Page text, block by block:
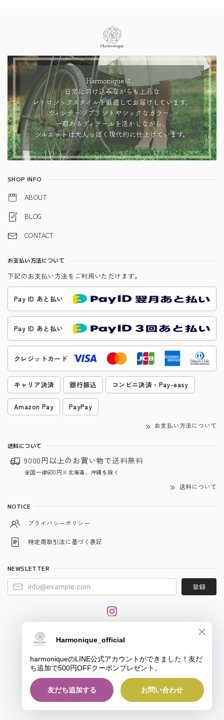
SHOP INFO
ABOUT
BLOG
CONTACT
お支払い方法について
下記のお支払い方法をご利用いただけます。
Pay ID あと払い
Pay ID あと払い
クレジットカード
キャリア決済 銀行振込 コンビニ決済・Pay-easy
Amazon Pay PayPay
お支払い方法について
送料について
9000円以上のお買い物で送料無料
全国一律600円※北海道、沖縄を除く
送料について
NOTICE
プライバシーポリシー
特定商取引法に基づく表記
NEWSLETTER
登録
© harmonique